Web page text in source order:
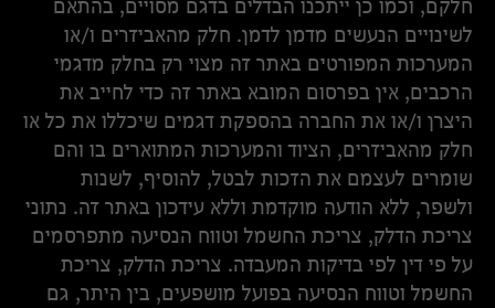
חלקם, וכמו כן ייתכנו הבדלים בדגם מסויים, בהתאם
לשינויים הנעשים מדמן לדמן. חלק מהאביזרים ו/או
המערכות המפורטים באתר זה מצוי רק בחלק מדגמי
הרכבים, אין בפרסום המובא באתר זה כדי לחייב את
היצרן ו/או את החברה בהספקת דגמים שיכללו את כל או
חלק מהאביזרים, הציוד והמערכות המתוארים בו והם
שומרים לעצמם את הזכות לבטל, להוסיף, לשנות
ולשפר, ללא הודעה מוקדמת וללא עידכון באתר זה. נתוני
צריכת הדלק, צריכת החשמל וטווח הנסיעה מתפרסמים
על פי דין לפי בדיקות המעבדה. צריכת הדלק, צריכת
החשמל וטווח הנסיעה בפועל מושפעים, בין היתר, גם